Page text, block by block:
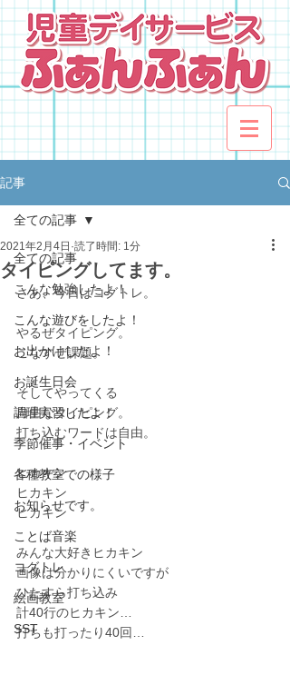
記事
全ての記事
こんな勉強したよ！
こんな遊びをしたよ！
お出かけしたよ！
お誕生日会
調理実習したよ！
季節催事・イベント
各種教室での様子
お知らせです。
ことば音楽
コグトレ
絵画教室
SST
全ての記事
タイピングしてます。
2021年2月4日 読了時間: 1分
さあ、今日はコグトレ。
やるぜタイピング。
こなすぜ課題。
そしてやってくる
自由なタイピング。
打ち込むワードは自由。
ヒカキン
ヒカキン
ヒカキン
みんな大好きヒカキン
画像は分かりにくいですが
ひたすら打ち込み
計40行のヒカキン…
打ちも打ったり40回…